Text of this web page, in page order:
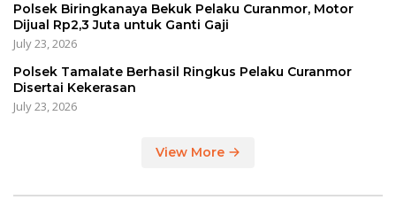
Polsek Biringkanaya Bekuk Pelaku Curanmor, Motor
Dijual Rp2,3 Juta untuk Ganti Gaji
July 23, 2026
Polsek Tamalate Berhasil Ringkus Pelaku Curanmor
Disertai Kekerasan
July 23, 2026
View More